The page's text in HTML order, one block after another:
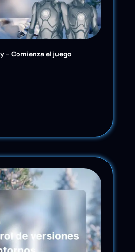
– Comienza el juego